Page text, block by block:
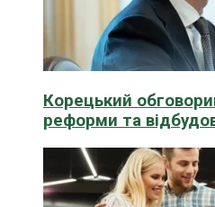
Корецький
реформи та